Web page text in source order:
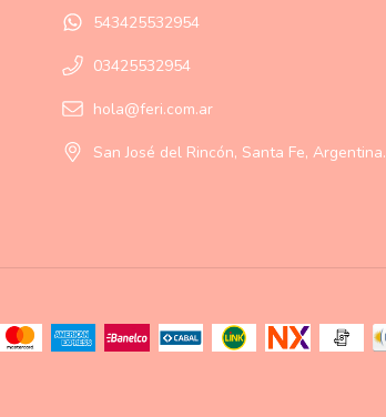
543425532954
03425532954
hola@feri.com.ar
San José del Rincón, Santa Fe, Argentina.